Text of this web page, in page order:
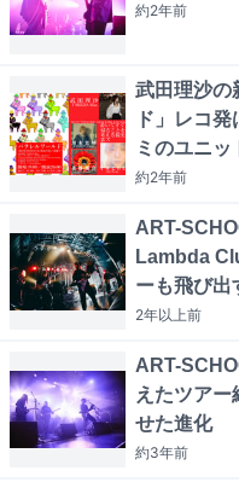
約2年前
武田理沙の
ド」レコ
ミのユニッ
約2年前
ART-
Lambda
ーも飛び出
2年以上前
ART-
えたツア
せた進化
約3年前